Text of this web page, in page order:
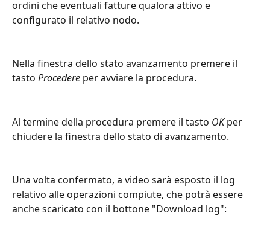
ordini che eventuali fatture qualora attivo e
configurato il relativo nodo.
Nella finestra dello stato avanzamento premere il
tasto Procedere per avviare la procedura.
Al termine della procedura premere il tasto OK per
chiudere la finestra dello stato di avanzamento.
Una volta confermato, a video sarà esposto il log
relativo alle operazioni compiute, che potrà essere
anche scaricato con il bottone "Download log":